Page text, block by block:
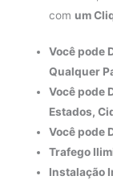
com um
Você pode
Qualquer
Você pode
Estados,
Você pode
Trafego
Instalação